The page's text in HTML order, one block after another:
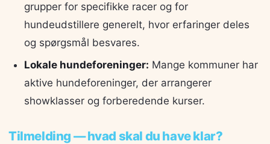
grupper for specifikke racer og for
hundeudstillere generelt, hvor erfaringer deles
og spørgsmål besvares.
Lokale hundeforeninger: Mange kommuner har
aktive hundeforeninger, der arrangerer
showklasser og forberedende kurser.
Tilmelding — hvad skal du have klar?